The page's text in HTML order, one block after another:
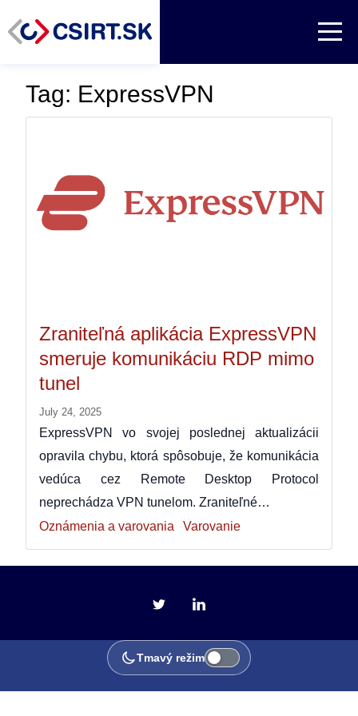
Tag: ExpressVPN
Zraniteľná aplikácia ExpressVPN
smeruje komunikáciu RDP mimo
tunel
July 24, 2025
ExpressVPN vo svojej poslednej aktualizácii
opravila chybu, ktorá spôsobuje, že komunikácia
vedúca cez Remote Desktop Protocol
neprechádza VPN tunelom. Zraniteľné…
Oznámenia a varovania
Varovanie
Tmavý režim